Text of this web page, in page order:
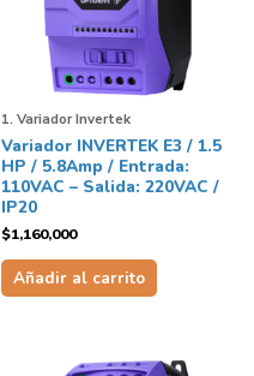
1. Variador Invertek
Variador INVERTEK E3 / 1.5
HP / 5.8Amp / Entrada:
110VAC – Salida: 220VAC /
IP20
$1,160,000
Añadir al carrito